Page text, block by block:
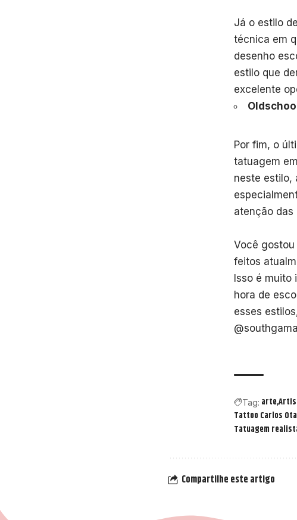
Já o estilo
técnica em
desenho
estilo que
excelente
Oldschool
Por fim, o
tatuagem
neste estilo,
atenção das
Você
feitos
Isso é muito
hora de
esses
Tag: arte
Tattoo Carlos
Tatuagem
Compartilhe este artigo